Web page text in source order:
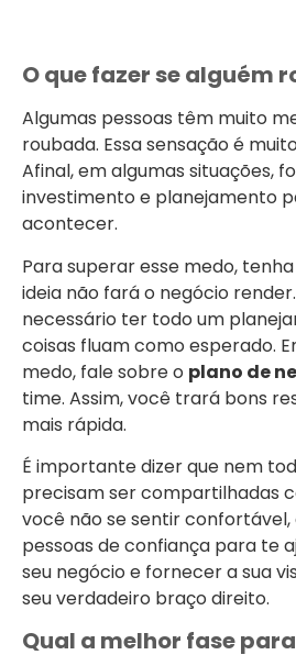
O que fazer se alguém
Algumas pessoas têm muito
roubada. Essa sensação é
Afinal, em algumas situações,
investimento e planejamento
acontecer.
Para superar esse medo,
ideia não fará o negócio
necessário ter todo um
coisas fluam como esperado.
medo, fale sobre o plano de
time. Assim, você trará bons
mais rápida.
É importante dizer que nem
precisam ser compartilhadas
você não se sentir confortável,
pessoas de confiança para te
seu negócio e fornecer a sua
seu verdadeiro braço direito.
Qual a melhor fase